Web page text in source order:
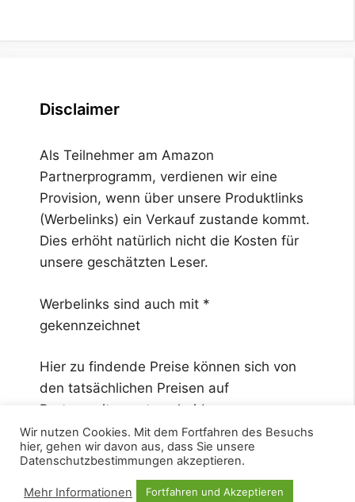
Disclaimer
Als Teilnehmer am Amazon
Partnerprogramm, verdienen wir eine
Provision, wenn über unsere Produktlinks
(Werbelinks) ein Verkauf zustande kommt.
Dies erhöht natürlich nicht die Kosten für
unsere geschätzten Leser.
Werbelinks sind auch mit *
gekennzeichnet
Hier zu findende Preise können sich von
den tatsächlichen Preisen auf
Partnerseiten unterscheiden.
Wir nutzen Cookies. Mit dem Fortfahren des Besuchs
hier, gehen wir davon aus, dass Sie unsere
Datenschutzbestimmungen akzeptieren.
Mehr Informationen Fortfahren und Akzeptieren